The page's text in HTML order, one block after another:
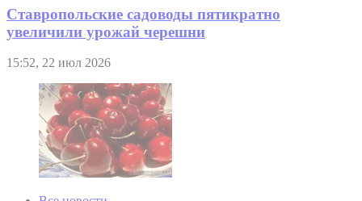
Ставропольские садоводы пятикратно
увеличили урожай черешни
15:52, 22 июл 2026